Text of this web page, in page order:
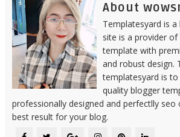
About
Templatesyard is
site is a provider
template with
and robust design.
templatesyard is
quality blogger
professionally designed and perfectlly
best result for your blog.